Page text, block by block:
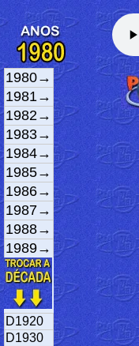
1980→
1981→
1982→
1983→
1984→
1985→
1986→
1987→
1988→
1989→
D1920
D1930